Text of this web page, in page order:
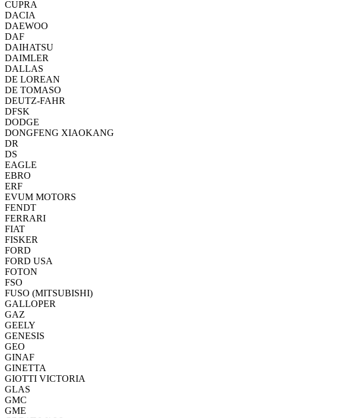
CUPRA
DACIA
DAEWOO
DAF
DAIHATSU
DAIMLER
DALLAS
DE LOREAN
DE TOMASO
DEUTZ-FAHR
DFSK
DODGE
DONGFENG XIAOKANG
DR
DS
EAGLE
EBRO
ERF
EVUM MOTORS
FENDT
FERRARI
FIAT
FISKER
FORD
FORD USA
FOTON
FSO
FUSO (MITSUBISHI)
GALLOPER
GAZ
GEELY
GENESIS
GEO
GINAF
GINETTA
GIOTTI VICTORIA
GLAS
GMC
GME